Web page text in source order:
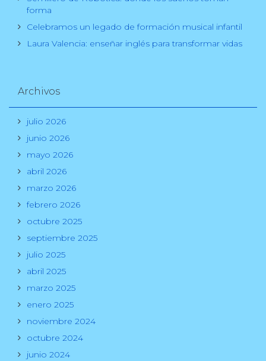
forma
Celebramos un legado de formación musical infantil
Laura Valencia: enseñar inglés para transformar vidas
Archivos
julio 2026
junio 2026
mayo 2026
abril 2026
marzo 2026
febrero 2026
octubre 2025
septiembre 2025
julio 2025
abril 2025
marzo 2025
enero 2025
noviembre 2024
octubre 2024
junio 2024